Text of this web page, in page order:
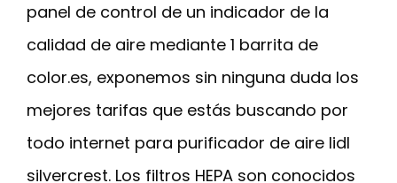
panel de control de un indicador de la
calidad de aire mediante 1 barrita de
color.es, exponemos sin ninguna duda los
mejores tarifas que estás buscando por
todo internet para purificador de aire lidl
silvercrest. Los filtros HEPA son conocidos